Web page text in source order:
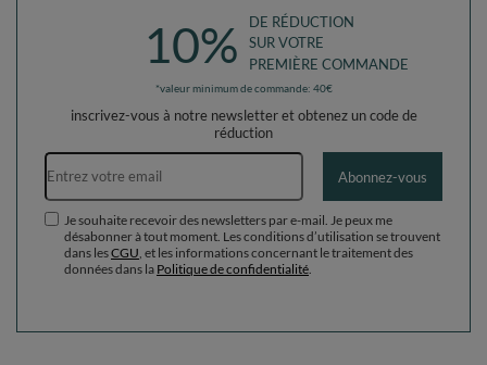
10%
DE RÉDUCTION
SUR VOTRE
PREMIÈRE COMMANDE
*valeur minimum de commande: 40€
inscrivez-vous à notre newsletter et obtenez un code de
réduction
Adresse e-mail
Abonnez-vous
Je souhaite recevoir des newsletters par e-mail. Je peux me
désabonner à tout moment. Les conditions d’utilisation se trouvent
dans lesCGU , et les informations concernant le traitement des
données dans la Politique de confidentialité